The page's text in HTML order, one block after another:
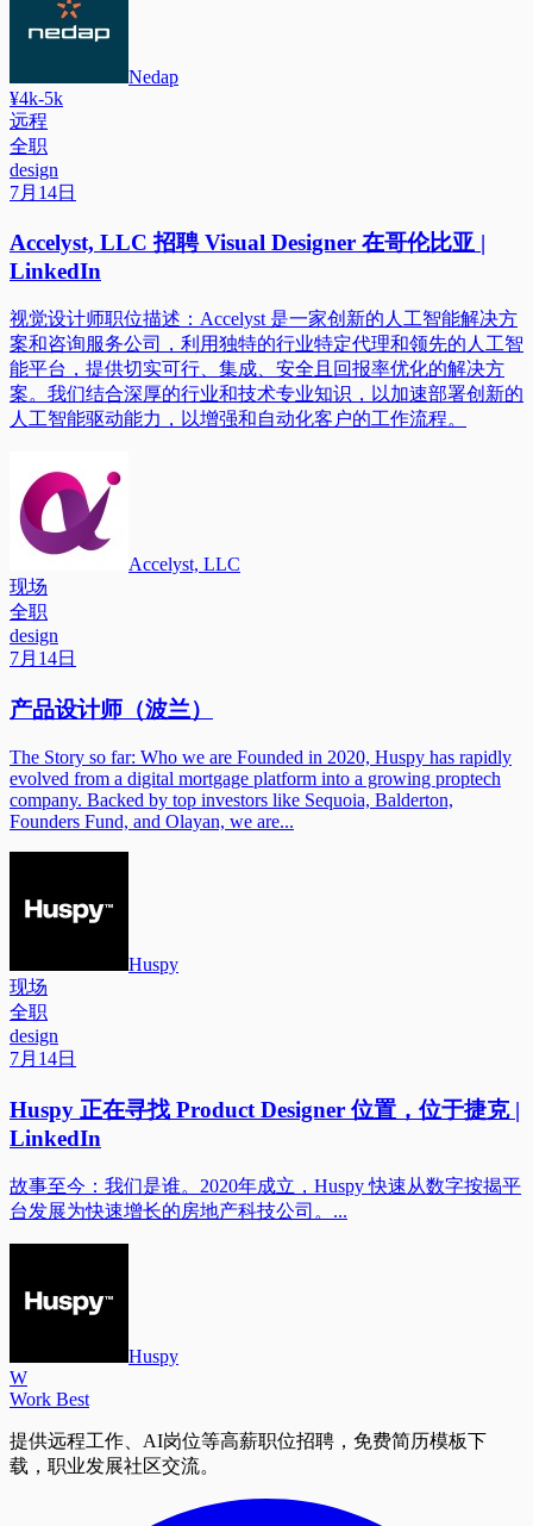
Nedap
¥4k-5k
远程
全职
design
7月14日
Accelyst, LLC 招聘 Visual Designer 在哥伦比亚 |
LinkedIn
视觉设计师职位描述：Accelyst 是一家创新的人工智能解决方
案和咨询服务公司，利用独特的行业特定代理和领先的人工智
能平台，提供切实可行、集成、安全且回报率优化的解决方
案。我们结合深厚的行业和技术专业知识，以加速部署创新的
人工智能驱动能力，以增强和自动化客户的工作流程。
Accelyst, LLC
现场
全职
design
7月14日
产品设计师（波兰）
The Story so far: Who we are Founded in 2020, Huspy has rapidly
evolved from a digital mortgage platform into a growing proptech
company. Backed by top investors like Sequoia, Balderton,
Founders Fund, and Olayan, we are...
Huspy
现场
全职
design
7月14日
Huspy 正在寻找 Product Designer 位置，位于捷克 |
LinkedIn
故事至今：我们是谁。2020年成立，Huspy 快速从数字按揭平
台发展为快速增长的房地产科技公司。...
Huspy
W
Work Best
提供远程工作、AI岗位等高薪职位招聘，免费简历模板下
载，职业发展社区交流。